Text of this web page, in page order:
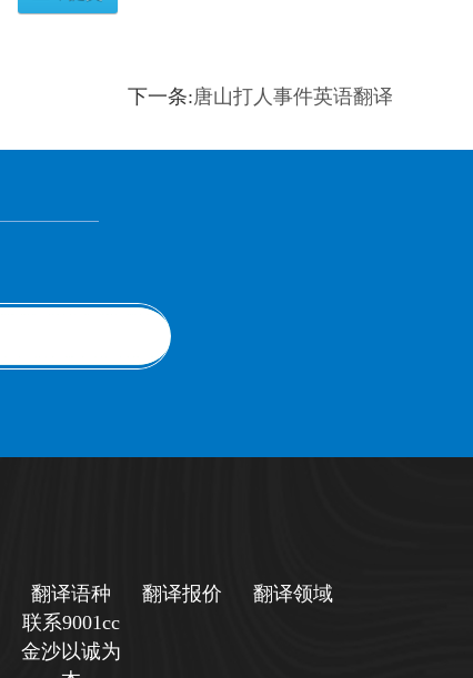
下一条:唐山打人事件英语翻译
翻译语种 翻译报价
翻译领域
联系9001cc
金沙以诚为